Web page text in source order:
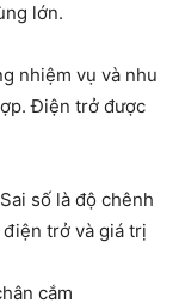
lớn.
nhiệm vụ và nhu
Điện trở được
số là độ chênh
trở và giá trị
cắm